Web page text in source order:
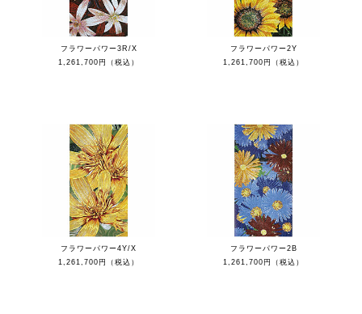
フラワーパワー3R/X
1,261,700円（税込）
フラワーパワー2Y
1,261,700円（税込）
フラワーパワー4Y/X
1,261,700円（税込）
フラワーパワー2B
1,261,700円（税込）